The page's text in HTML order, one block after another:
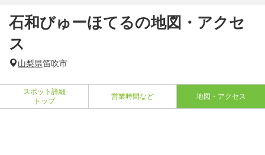
石和びゅーほてるの地図・アクセ
ス
山梨県笛吹市
スポット詳細
トップ
営業時間など 地図・アクセス